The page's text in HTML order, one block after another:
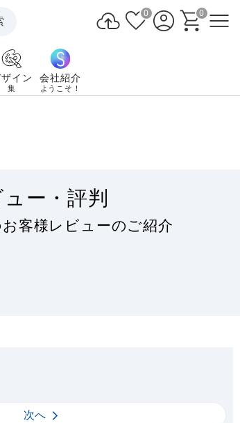
0 0
イン
集
会社紹介
ようこそ！
ー・評判
客様レビューのご紹介
次へ